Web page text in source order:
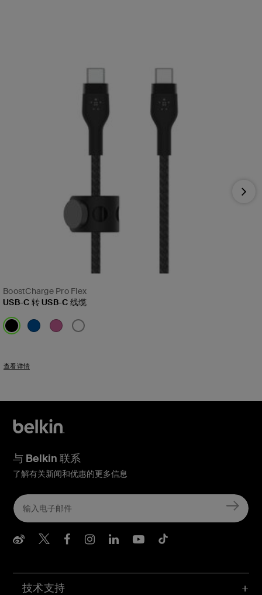
BoostCharge Pro Flex
USB-C 转 USB-C 线缆
查看详情
Next
技术支持
与 Belkin 联系
了解有关新闻和优惠的更多信息
Belkin Weibo
Belkin Twitter
Belkin Facebook
Belkin Instagram
Belkin LInkedIn
Belkin Youtube
Belkin